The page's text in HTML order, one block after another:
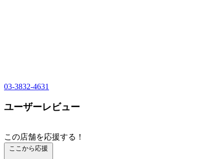
03-3832-4631
ユーザーレビュー
この店舗を応援する！
ここから応援